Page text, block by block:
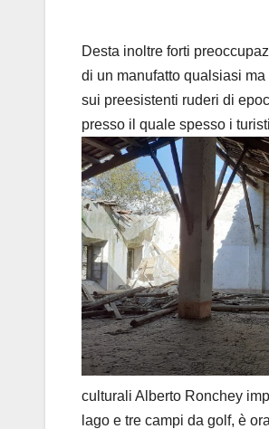
Desta inoltre forti
di un manufatto qualsiasi
sui preesistenti ruderi di
presso il quale spesso i
culturali Alberto Ronchey
lago e tre campi da golf, è